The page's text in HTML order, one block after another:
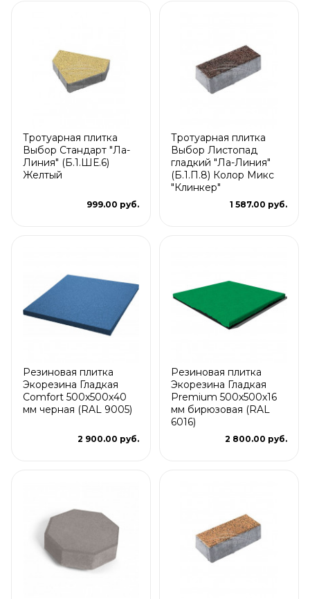
Тротуарная плитка
Выбор Стандарт "Ла-
Линия" (Б.1.ШЕ.6)
Желтый
999.00 руб.
Тротуарная плитка
Выбор Листопад
гладкий "Ла-Линия"
(Б.1.П.8) Колор Микс
"Клинкер"
1 587.00 руб.
Резиновая плитка
Экорезина Гладкая
Comfort 500x500x40
мм черная (RAL 9005)
2 900.00 руб.
Резиновая плитка
Экорезина Гладкая
Premium 500x500x16
мм бирюзовая (RAL
6016)
2 800.00 руб.